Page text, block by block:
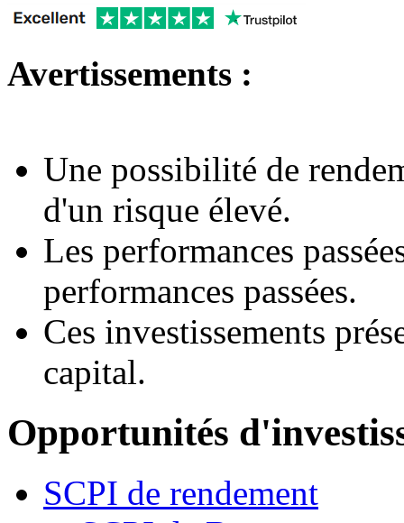
Avertissements :
Une possibilité de
d'un risque élevé.
Les performances
performances passées.
Ces investissements
capital.
Opportunités
SCPI de rendement